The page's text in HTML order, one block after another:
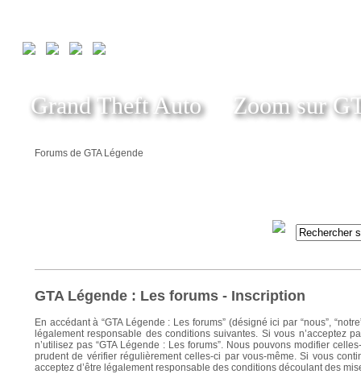
Grand Theft Auto Zoom sur
Forums de GTA Légende
GTA Légende : Les forums - Inscription
En accédant à “GTA Légende : Les forums” (désigné ici par “nous”,
légalement responsable des conditions suivantes. Si vous n’acceptez
n’utilisez pas “GTA Légende : Les forums”. Nous pouvons modifier
prudent de vérifier régulièrement celles-ci par vous-même. Si vous
acceptez d’être légalement responsable des conditions découlant des